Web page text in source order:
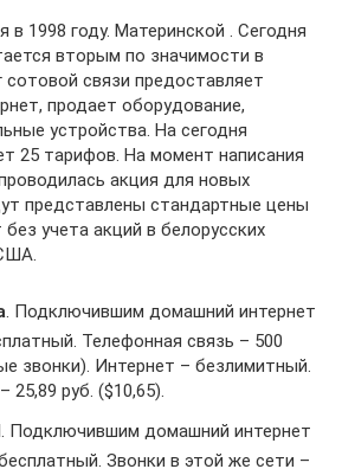
в 1998 году. Материнской . Сегодня
вторым по значимости в
сотовой связи предоставляет
продает оборудование,
устройства. На сегодня
25 тарифов. На момент написания
акция для новых
представлены стандартные цены
учета акций в белорусских
. Подключившим домашний интернет
Телефонная связь – 500
звонки). Интернет – безлимитный.
25,89 руб. ($10,65).
. Подключившим домашний интернет
Звонки в этой же сети –